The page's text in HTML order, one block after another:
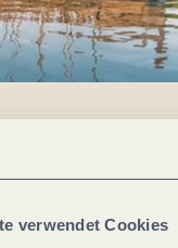
verwendet Cookies
Alles im
Abo: Mit